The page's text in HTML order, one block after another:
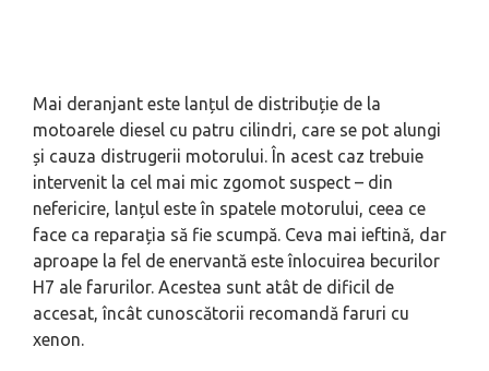
Mai deranjant este lanțul de distribuție de la
motoarele diesel cu patru cilindri, care se pot alungi
și cauza distrugerii motorului. În acest caz trebuie
intervenit la cel mai mic zgomot suspect – din
nefericire, lanțul este în spatele motorului, ceea ce
face ca reparația să fie scumpă. Ceva mai ieftină, dar
aproape la fel de enervantă este înlocuirea becurilor
H7 ale farurilor. Acestea sunt atât de dificil de
accesat, încât cunoscătorii recomandă faruri cu
xenon.